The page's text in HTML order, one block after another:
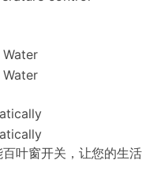
叶窗开关，让您的生活